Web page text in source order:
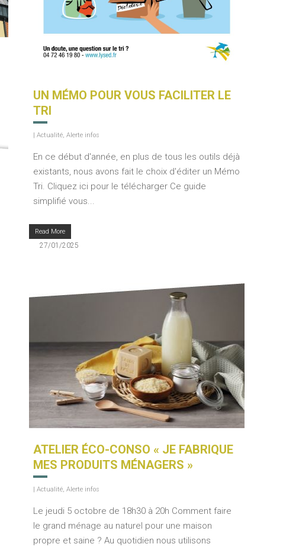
UN MÉMO POUR VOUS FACILITER LE
TRI
|Actualité,Alerte infos
En ce début d'année, en plus de tous les outils déjà
existants, nous avons fait le choix d'éditer un Mémo
Tri. Cliquez ici pour le télécharger Ce guide
simplifié vous...
Read More
27/01/2025
ATELIER ÉCO-CONSO « JE FABRIQUE
MES PRODUITS MÉNAGERS »
|Actualité,Alerte infos
Le jeudi 5 octobre de 18h30 à 20h Comment faire
le grand ménage au naturel pour une maison
propre et saine ? Au quotidien nous utilisons